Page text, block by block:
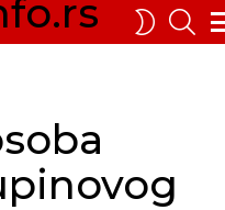
SWITCH
SKIN